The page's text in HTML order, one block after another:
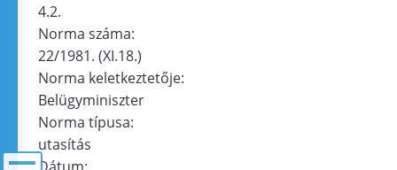
4.2.
Norma száma:
22/1981. (XI.18.)
Norma keletkeztetője:
Belügyminiszter
Norma típusa:
utasítás